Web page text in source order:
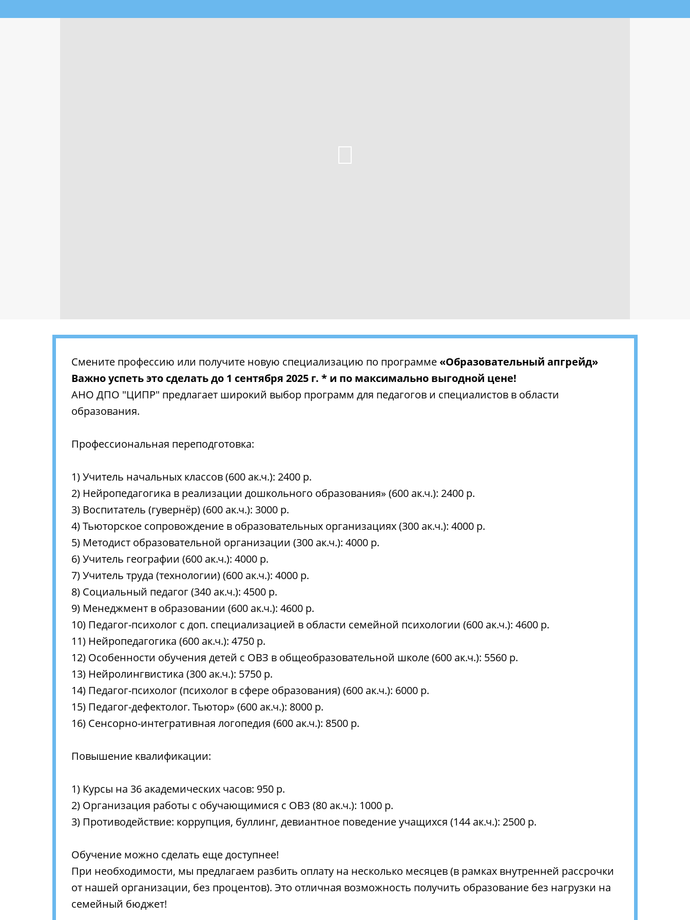
Смените профессию или получите новую специализацию по программе«Образовательный апгрейд»
Важно успеть это сделать до 1 сентября 2025 г. * и по максимально выгодной цене!
АНО ДПО "ЦИПР" предлагает широкий выбор программ для педагогов и специалистов в области
образования.
Профессиональная переподготовка:
1) Учитель начальных классов (600 ак.ч.): 2400 р.
2) Нейропедагогика в реализации дошкольного образования» (600 ак.ч.): 2400 р.
3) Воспитатель (гувернёр) (600 ак.ч.): 3000 р.
4) Тьюторское сопровождение в образовательных организациях (300 ак.ч.): 4000 р.
5) Методист образовательной организации (300 ак.ч.): 4000 р.
6) Учитель географии (600 ак.ч.): 4000 р.
7) Учитель труда (технологии) (600 ак.ч.): 4000 р.
8) Социальный педагог (340 ак.ч.): 4500 р.
9) Менеджмент в образовании (600 ак.ч.): 4600 р.
10) Педагог-психолог с доп. специализацией в области семейной психологии (600 ак.ч.): 4600 р.
11) Нейропедагогика (600 ак.ч.): 4750 р.
12) Особенности обучения детей с ОВЗ в общеобразовательной школе (600 ак.ч.): 5560 р.
13) Нейролингвистика (300 ак.ч.): 5750 р.
14) Педагог-психолог (психолог в сфере образования) (600 ак.ч.): 6000 р.
15) Педагог-дефектолог. Тьютор» (600 ак.ч.): 8000 р.
16) Сенсорно-интегративная логопедия (600 ак.ч.): 8500 р.
Повышение квалификации:
1) Курсы на 36 академических часов: 950 р.
2) Организация работы с обучающимися с ОВЗ (80 ак.ч.): 1000 р.
3) Противодействие: коррупция, буллинг, девиантное поведение учащихся (144 ак.ч.): 2500 р.
Обучение можно сделать еще доступнее!
При необходимости, мы предлагаем разбить оплату на несколько месяцев (в рамках внутренней рассрочки
от нашей организации, без процентов). Это отличная возможность получить образование без нагрузки на
семейный бюджет!